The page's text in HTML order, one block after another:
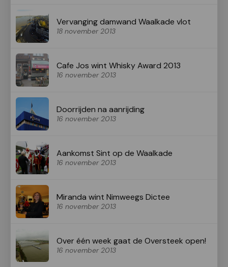
Vervanging damwand Waalkade vlot
18 november 2013
Cafe Jos wint Whisky Award 2013
16 november 2013
Doorrijden na aanrijding
16 november 2013
Aankomst Sint op de Waalkade
16 november 2013
Miranda wint Nimweegs Dictee
16 november 2013
Over één week gaat de Oversteek open!
16 november 2013